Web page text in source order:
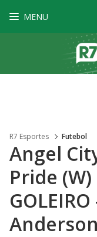
MENU
R7 Esportes Futebol
Angel
Pride (W)
Anderson